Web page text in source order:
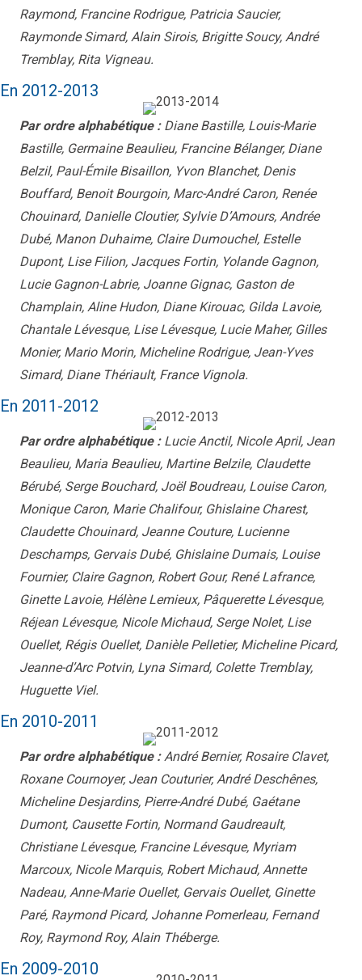
Raymond, Francine Rodrigue, Patricia Saucier,
Raymonde Simard, Alain Sirois, Brigitte Soucy, André
Tremblay, Rita Vigneau.
En 2012-2013
Par ordre alphabétique :Diane Bastille, Louis-Marie
Bastille, Germaine Beaulieu, Francine Bélanger, Diane
Belzil, Paul-Émile Bisaillon, Yvon Blanchet, Denis
Bouffard, Benoit Bourgoin, Marc-André Caron, Renée
Chouinard, Danielle Cloutier, Sylvie D’Amours, Andrée
Dubé, Manon Duhaime, Claire Dumouchel, Estelle
Dupont, Lise Filion, Jacques Fortin, Yolande Gagnon,
Lucie Gagnon-Labrie, Joanne Gignac, Gaston de
Champlain, Aline Hudon, Diane Kirouac, Gilda Lavoie,
Chantale Lévesque, Lise Lévesque, Lucie Maher, Gilles
Monier, Mario Morin, Micheline Rodrigue, Jean-Yves
Simard, Diane Thériault, France Vignola.
En 2011-2012
Par ordre alphabétique :Lucie Anctil, Nicole April, Jean
Beaulieu, Maria Beaulieu, Martine Belzile, Claudette
Bérubé, Serge Bouchard, Joël Boudreau, Louise Caron,
Monique Caron, Marie Chalifour, Ghislaine Charest,
Claudette Chouinard, Jeanne Couture, Lucienne
Deschamps, Gervais Dubé, Ghislaine Dumais, Louise
Fournier, Claire Gagnon, Robert Gour, René Lafrance,
Ginette Lavoie, Hélène Lemieux, Pâquerette Lévesque,
Réjean Lévesque, Nicole Michaud, Serge Nolet, Lise
Ouellet, Régis Ouellet, Danièle Pelletier, Micheline Picard,
Jeanne-d’Arc Potvin, Lyna Simard, Colette Tremblay,
Huguette Viel.
En 2010-2011
Par ordre alphabétique :André Bernier, Rosaire Clavet,
Roxane Cournoyer, Jean Couturier, André Deschênes,
Micheline Desjardins, Pierre-André Dubé, Gaétane
Dumont, Causette Fortin, Normand Gaudreault,
Christiane Lévesque, Francine Lévesque, Myriam
Marcoux, Nicole Marquis, Robert Michaud, Annette
Nadeau, Anne-Marie Ouellet, Gervais Ouellet, Ginette
Paré, Raymond Picard, Johanne Pomerleau, Fernand
Roy, Raymond Roy, Alain Théberge.
En 2009-2010